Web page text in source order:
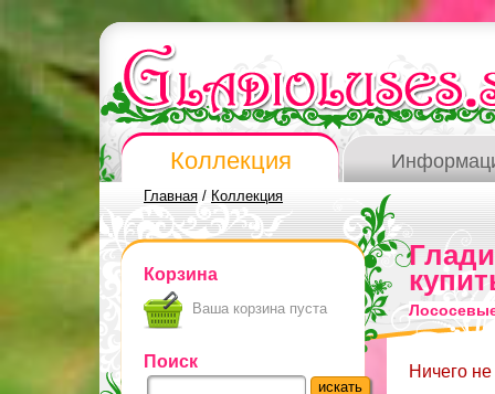
Коллекция
Главная / Коллекция
Корзина
Ваша корзина пуста
Поиск
Ничего